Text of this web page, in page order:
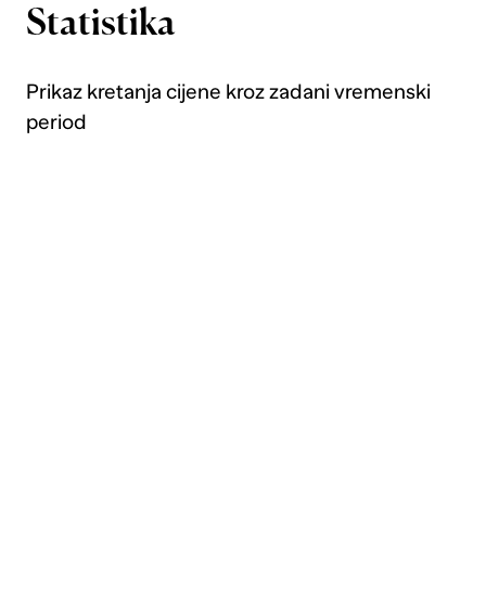
Statistika
Prikaz kretanja cijene kroz zadani vremenski
period